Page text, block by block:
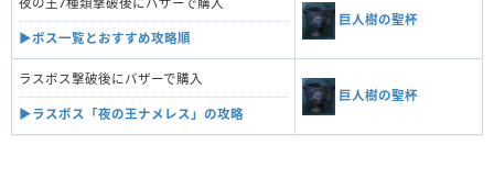
▶︎ボス一覧とおすすめ攻略順
巨人樹の聖杯
ラスボス撃破後にバザーで購入
▶︎ラスボス「夜の王ナメレス」の攻略
巨人樹の聖杯